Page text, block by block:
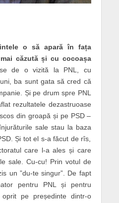
o să apară în fața
căzută și cu cocoașa
de o vizită la PNL, cu
ba sunt gata să cred că
Și pe drum spre PNL
rezultatele dezastruoase
din groapă și pe PSD –
sale stau la baza
Și tot el s-a făcut de rîs,
care l-a ales și care
sale. Cu-cu! Prin votul de
un ”du-te singur”. De fapt
pentru PNL și pentru
pe președinte dintr-o